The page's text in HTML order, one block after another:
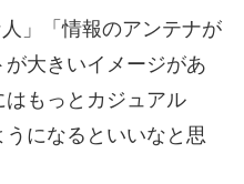
」「情報のアンテナが
大きいイメージがあ
もっとカジュアル
になるといいなと思